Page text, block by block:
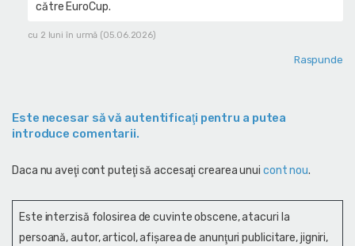
către EuroCup.
cu 2 luni în urmă (05.06.2026)
Raspunde
Este necesar să vă autentificaţi pentru a putea
introduce comentarii.
Daca nu aveţi cont puteţi să accesaţi crearea unui cont nou.
Este interzisă folosirea de cuvinte obscene, atacuri la
persoană, autor, articol, afişarea de anunţuri publicitare, jigniri,